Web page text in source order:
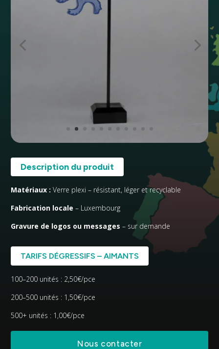
Description du produit
Matériaux : Verre plexi – résistant, léger et recyclable
Fabrication locale – Luxembourg
Gravure de logos ou messages – sur demande
TARIFS DÉGRESSIFS – AIMANTS
100–200 unités : 2,50€/pce
200–500 unités : 1,50€/pce
500+ unités : 1,00€/pce
Nous contacter